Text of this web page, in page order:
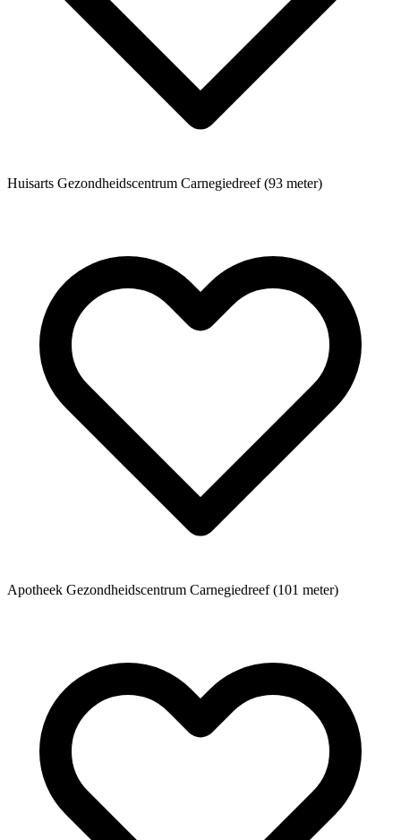
Huisarts Gezondheidscentrum Carnegiedreef (93 meter)
Apotheek Gezondheidscentrum Carnegiedreef (101 meter)